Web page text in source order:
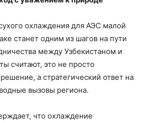
охлаждения для АЭС малой
станет одним из шагов на пути
между Узбекистаном и
считают, это не просто
а стратегический ответ на
вызовы региона.
что охлаждение